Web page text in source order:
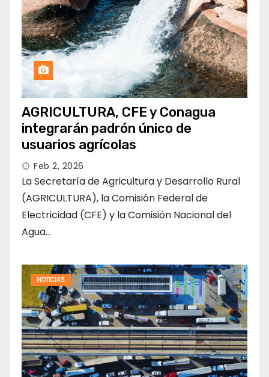
AGRICULTURA, CFE y Conagua
integrarán padrón único de
usuarios agrícolas
Feb 2, 2026
La Secretaría de Agricultura y Desarrollo Rural
(AGRICULTURA), la Comisión Federal de
Electricidad (CFE) y la Comisión Nacional del
Agua…
NOTICIAS